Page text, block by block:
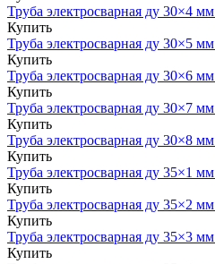
Труба электросварная ду 30×4 мм
Купить
Труба электросварная ду 30×5 мм
Купить
Труба электросварная ду 30×6 мм
Купить
Труба электросварная ду 30×7 мм
Купить
Труба электросварная ду 30×8 мм
Купить
Труба электросварная ду 35×1 мм
Купить
Труба электросварная ду 35×2 мм
Купить
Труба электросварная ду 35×3 мм
Купить